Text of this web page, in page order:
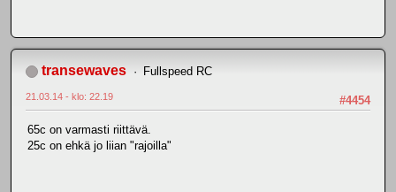
transewaves Fullspeed RC
#4454
21.03.14 - klo: 22.19
65c on varmasti riittävä.
25c on ehkä jo liian "rajoilla"